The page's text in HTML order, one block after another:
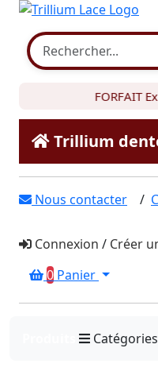
FORFAIT
Trillium
Nous contacter /
Connexion / Créer
0 Panier
Catégories